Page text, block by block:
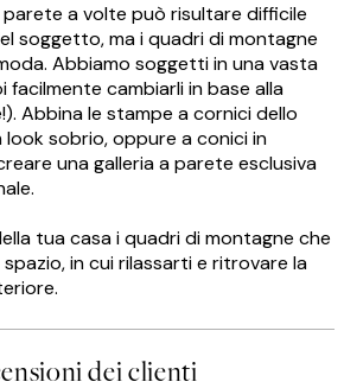
parete a volte può risultare difficile
soggetto, ma i quadri di montagne
Abbiamo soggetti in una vasta
facilmente cambiarli in base alla
Abbina le stampe a cornici dello
sobrio, oppure a conici in
una galleria a parete esclusiva
tua casa i quadri di montagne che
in cui rilassarti e ritrovare la
dei clienti